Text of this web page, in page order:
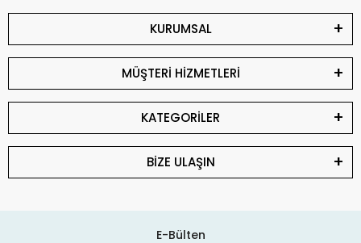
KURUMSAL
MÜŞTERİ HİZMETLERİ
KATEGORİLER
BİZE ULAŞIN
E-Bülten